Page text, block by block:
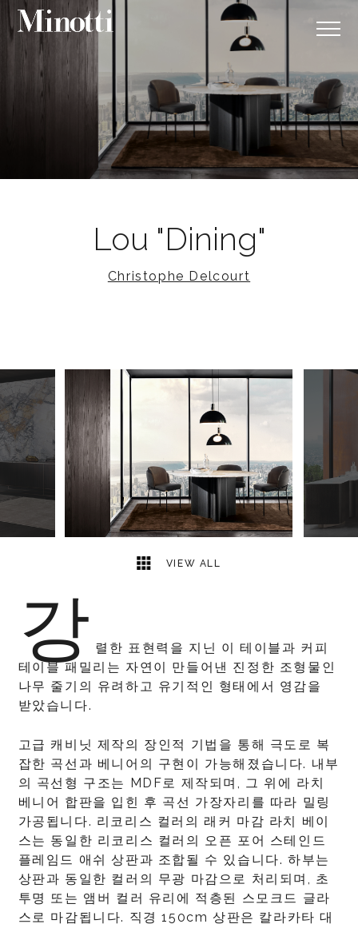
Lou "Dining"
Christophe Delcourt
VIEW ALL
7
강 렬한 표현력을 지닌 이 테이블과 커피
테이블 패밀리는 자연이 만들어낸 진정한 조형물인
나무 줄기의 유려하고 유기적인 형태에서 영감을
받았습니다.
고급 캐비닛 제작의 장인적 기법을 통해 극도로 복
잡한 곡선과 베니어의 구현이 가능해졌습니다. 내부
의 곡선형 구조는 MDF로 제작되며, 그 위에 라치
베니어 합판을 입힌 후 곡선 가장자리를 따라 밀링
가공됩니다. 리코리스 컬러의 래커 마감 라치 베이
스는 동일한 리코리스 컬러의 오픈 포어 스테인드
플레임드 애쉬 상판과 조합될 수 있습니다. 하부는
상판과 동일한 컬러의 무광 마감으로 처리되며, 초
투명 또는 앰버 컬러 유리에 적층된 스모크드 글라
스로 마감됩니다. 직경 150cm 상판은 칼라카타 대